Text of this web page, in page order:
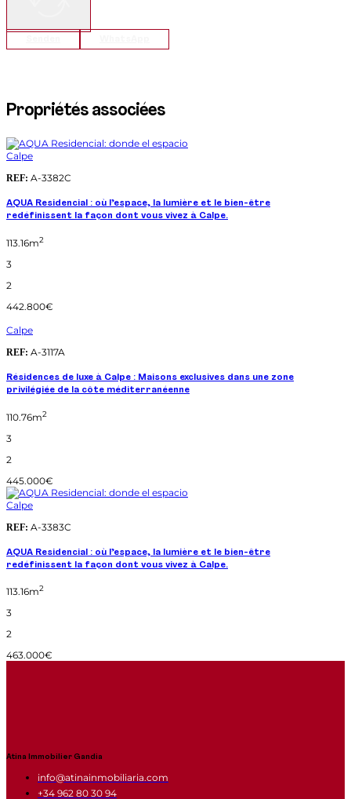
Propriétés associées
Calpe
REF: A-3382C
AQUA Residencial : où l’espace, la lumière et le bien-être
redéfinissent la façon dont vous vivez à Calpe.
113.16m2
3
2
442.800€
Calpe
REF: A-3117A
Résidences de luxe à Calpe : Maisons exclusives dans une zone
privilégiée de la côte méditerranéenne
110.76m2
3
2
445.000€
Calpe
REF: A-3383C
AQUA Residencial : où l’espace, la lumière et le bien-être
redéfinissent la façon dont vous vivez à Calpe.
113.16m2
3
2
463.000€
Atina Immobilier Gandia
info@atinainmobiliaria.com
+34 962 80 30 94